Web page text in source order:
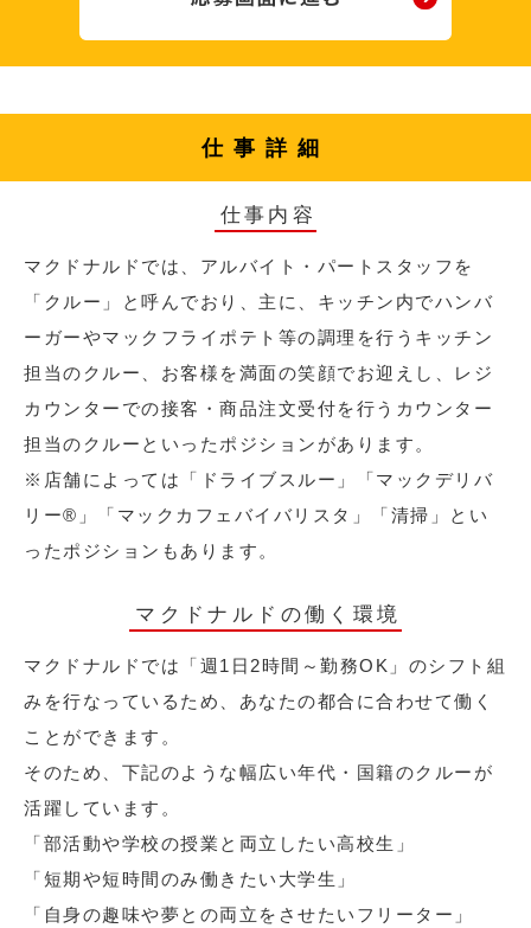
仕事詳細
仕事内容
マクドナルドでは、アルバイト・パートスタッフを
「クルー」と呼んでおり、主に、キッチン内でハンバ
ーガーやマックフライポテト等の調理を行うキッチン
担当のクルー、お客様を満面の笑顔でお迎えし、レジ
カウンターでの接客・商品注文受付を行うカウンター
担当のクルーといったポジションがあります。
※店舗によっては「ドライブスルー」「マックデリバ
リー®︎」「マックカフェバイバリスタ」「清掃」とい
ったポジションもあります。
マクドナルドの働く環境
マクドナルドでは「週1日2時間～勤務OK」のシフト組
みを行なっているため、あなたの都合に合わせて働く
ことができます。
そのため、下記のような幅広い年代・国籍のクルーが
活躍しています。
「部活動や学校の授業と両立したい高校生」
「短期や短時間のみ働きたい大学生」
「自身の趣味や夢との両立をさせたいフリーター」